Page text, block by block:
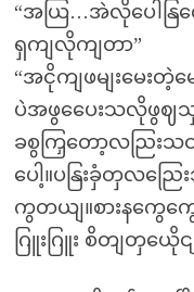
“အယြ…အဲလိုပေါနြ
ရှကျလိုကျတာ”
“အငိုကျဖမျးမေးတဲ့မ
ပဲအဖွပေေးသလိုဖွဈသှာ
ခစွကြှတော့လညြးသ
ပေါ့။ပနြးခှံတှလညြေ
ကွတယျ။စားနကွေကွ
ဂြူးဂြူး စိတျတှယေို